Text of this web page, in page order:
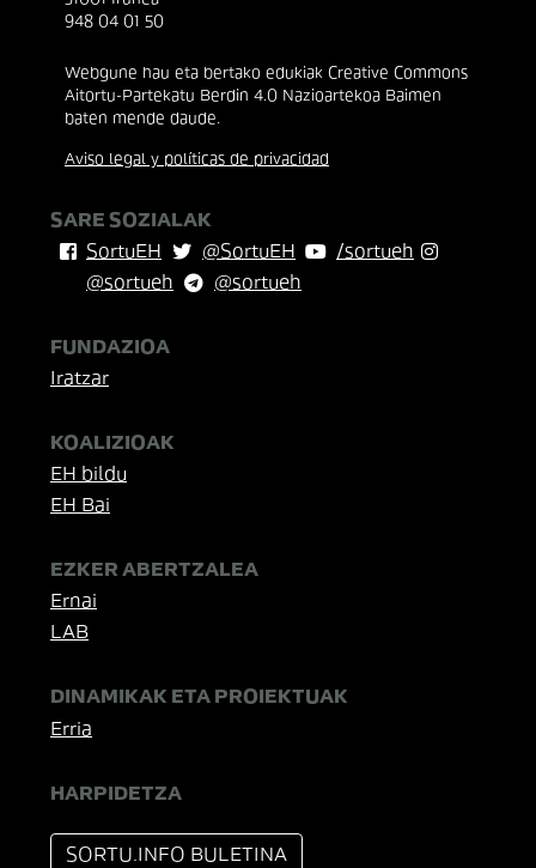
948 04 01 50
Webgune hau eta bertako edukiak Creative Commons
Aitortu-Partekatu Berdin 4.0 Nazioartekoa Baimen
baten mende daude.
Aviso legal y políticas de privacidad
SARE SOZIALAK
SortuEH
@SortuEH
/sortueh
@sortueh
@sortueh
FUNDAZIOA
Iratzar
KOALIZIOAK
EH bildu
EH Bai
EZKER ABERTZALEA
Ernai
LAB
DINAMIKAK ETA PROIEKTUAK
Erria
HARPIDETZA
SORTU.INFO BULETINA